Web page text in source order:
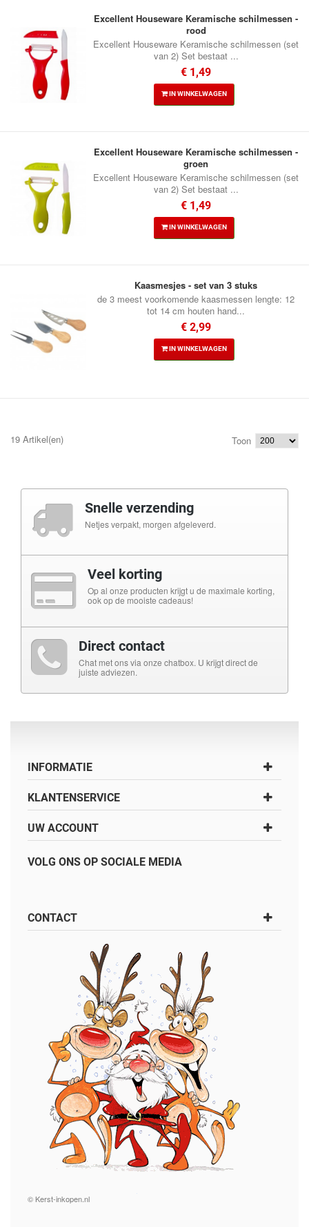
Excellent Houseware Keramische schilmessen -
rood
Excellent Houseware Keramische schilmessen (set
van 2) Set bestaat ...
€ 1,49
IN WINKELWAGEN
Excellent Houseware Keramische schilmessen -
groen
Excellent Houseware Keramische schilmessen (set
van 2) Set bestaat ...
€ 1,49
IN WINKELWAGEN
Kaasmesjes - set van 3 stuks
de 3 meest voorkomende kaasmessen lengte: 12
tot 14 cm houten hand...
€ 2,99
IN WINKELWAGEN
19 Artikel(en) Toon
Snelle verzending
Netjes verpakt, morgen afgeleverd.
Veel korting
Op al onze producten krijgt u de maximale korting,
ook op de mooiste cadeaus!
Direct contact
Chat met ons via onze chatbox. U krijgt direct de
juiste adviezen.
INFORMATIE
KLANTENSERVICE
UW ACCOUNT
VOLG ONS OP SOCIALE MEDIA
CONTACT
© Kerst-inkopen.nl